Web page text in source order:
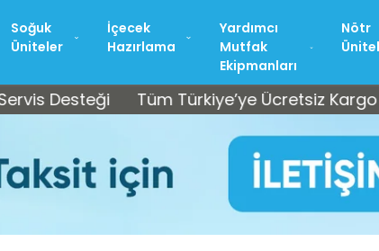
Soğuk
Üniteler
İçecek
Hazırlama
Yardımcı
Mutfak
Ekipmanları
Nötr
Tüm Türkiye’ye Ücretsiz Kargo •